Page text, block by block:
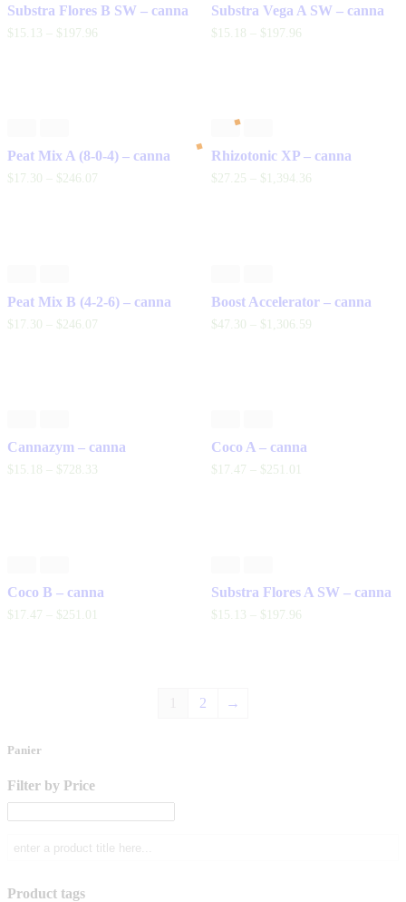
Substra Flores B SW – canna
$ 15 13 $ 197 96
Substra Vega A SW – canna
$ 15 18 $ 197 96
Peat Mix A (8-0-4) – canna
$ 17. 30 $246. 07
Rhizotonic XP – canna
$27. 25 $ 1,394. 36
Peat Mix B (4-2-6) – canna
$ 17 30 $246 07
Boost Accelerator – canna
$47 30 $ 1,306 59
Cannazym – canna
$ 15 18 $728 33
Coco A – canna
$ 17 47 $251 01
Coco B – canna
$ 17. 47 $251 . 01
Substra Flores A SW – canna
$ 15. 13 $ 197. 96
2 →
Panier
Filter by Price
Product tags